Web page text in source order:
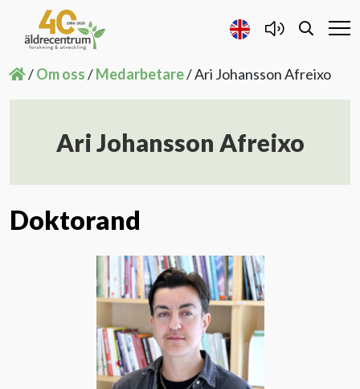
Samarbete
Kontakta oss
/Om oss/Medarbetare/Ari Johansson Afreixo
Ari Johansson Afreixo
Doktorand